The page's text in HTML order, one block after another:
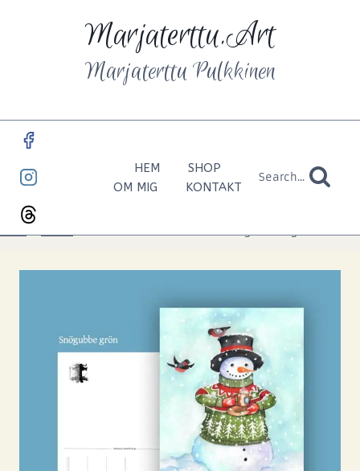
Marjaterttu.Art
Marjaterttu Pulkkinen
HEM
SHOP
OM MIG
KONTAKT
Search...